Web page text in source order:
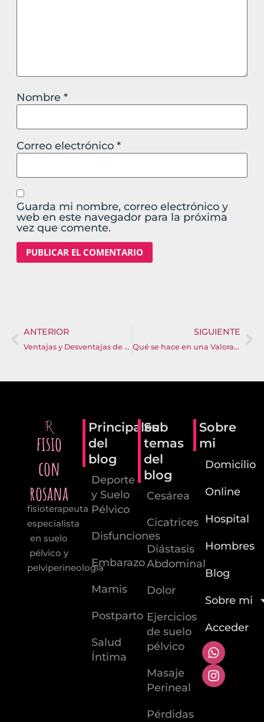
Nombre *
Correo electrónico *
Guarda mi nombre, correo electrónico y
web en este navegador para la próxima
vez que comente.
ANTERIOR
Ventajas y Desventajas de la Copa Menstrual
SIGUIENTE
Qué se hace en una Valoración de Suelo Pélvico en fisioterapia
fisio
con
rosana
fisioterapeuta
especialista
en suelo
pélvico y
pelviperineología
Principales
del
blog
Deporte
y Suelo
Pélvico
Disfunciones
Embarazo
Mamis
Postparto
Salud
Íntima
Sub
temas
del
blog
Cesárea
Cicatrices
Diástasis
Abdominal
Dolor
Ejercicios
de suelo
pélvico
Masaje
Perineal
Pérdidas
Sobre
mi
Domicilio
Online
Hospital
Hombres
Blog
Sobre mi
Acceder